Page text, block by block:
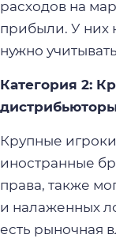
расходов на
прибыли. У них
нужно
Категория 2:
Крупные
иностранные
права, также
и налаженных
есть рыночная